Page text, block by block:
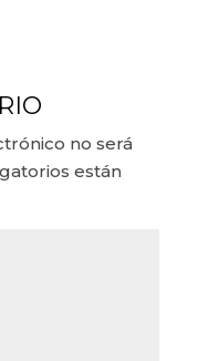
no será
están